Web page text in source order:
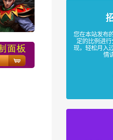
您在本站发布
定的比例进
现，轻松月入
情